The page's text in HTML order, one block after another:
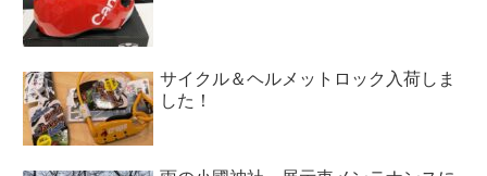
サイクル＆ヘルメットロック入荷しま
した！